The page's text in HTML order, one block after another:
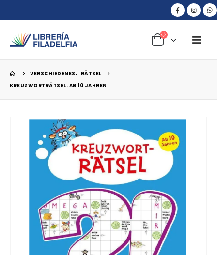
VERSCHIEDENES, RÄTSEL
KREUZWORTRÄTSEL. AB 10 JAHREN